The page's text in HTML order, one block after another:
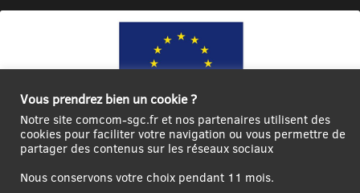
Ce site internet a été cofinancé par l’Union européenne avec le Fonds
Vous prendrez bien un cookie ?
Notre site comcom-sgc.fr et nos partenaires utilisent des
cookies pour faciliter votre navigation ou vous permettre de
partager des contenus sur les réseaux sociaux
Nous conservons votre choix pendant 11 mois.